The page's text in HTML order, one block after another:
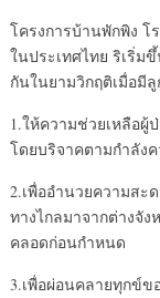
โครงการบ้านพักพิง โ
ในประเทศไทย ริเริ่ม
กันในยามวิกฤติเมื่อมี
1.ให้ความช่วยเหลือผู้
โดยบริจาคตามกำลัง
2.เพื่ออำนวยความสะ
ทางไกลมาจากต่างจั
คลอดก่อนกำหนด
3.เพื่อผ่อนคลายทุกข์ข